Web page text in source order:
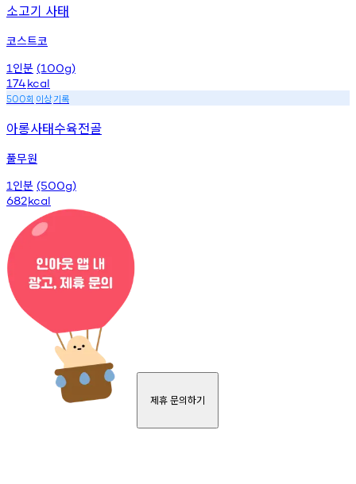
소고기 사태
코스트코
1 인분 (100g)
174kcal
500회 이상기록
아롱사태수육전골
풀무원
1 인분 (500g)
682kcal
제휴 문의하기